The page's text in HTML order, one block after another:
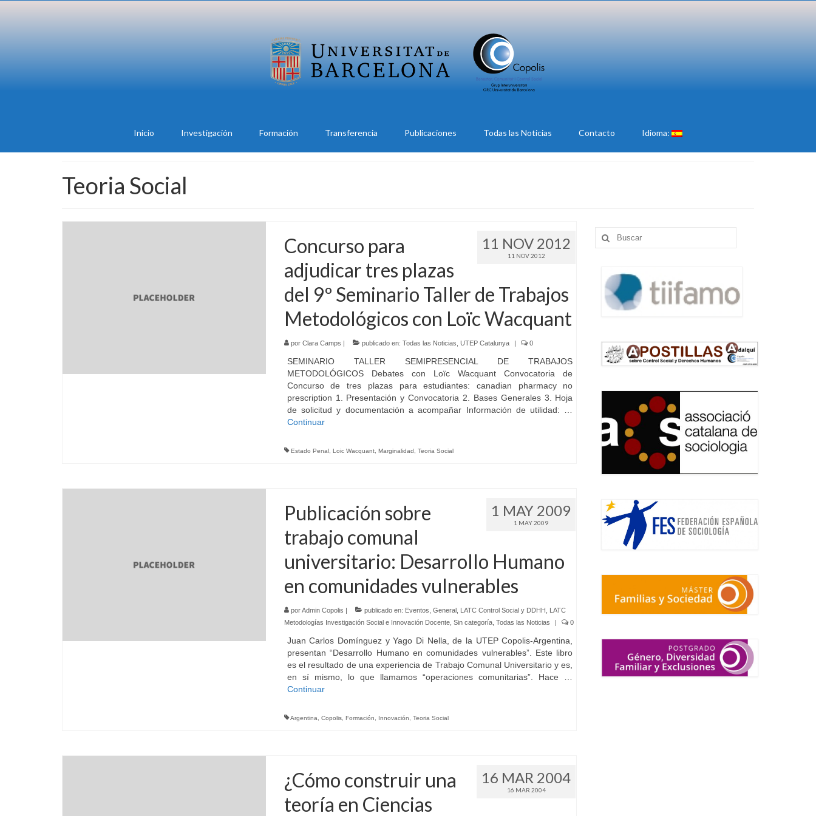
Inicio Investigación Formación Transferencia Publicaciones Todas las Noticias Contacto Idioma:
Teoria Social
11 NOV 2012
11 NOV 2012
Concurso para
adjudicar tres plazas
del 9º Seminario Taller de Trabajos
Metodológicos con Loïc Wacquant
por Clara Camps | publicado en: Todas las Noticias UTEP Catalunya | 0
SEMINARIO TALLER SEMIPRESENCIAL DE TRABAJOS
METODOLÓGICOS Debates con Loïc Wacquant Convocatoria de
Concurso de tres plazas para estudiantes: canadian pharmacy no
prescription 1. Presentación y Convocatoria 2. Bases Generales 3. Hoja
de solicitud y documentación a acompañar Información de utilidad: …
Continuar
Estado Penal, Loic Wacquant, Marginalidad Teoria Social
1 MAY 2009
1 MAY 2009
Publicación sobre
trabajo comunal
universitario: Desarrollo Humano
en comunidades vulnerables
porAdmin Copolis | publicado en: Eventos General, LATC Control Social y DDHH
LATC
Metodologías Investigación Social e Innovación Docente, Sin categoría, Todas las Noticias | 0
Juan Carlos Domínguez y Yago Di Nella, de la UTEP Copolis-Argentina,
presentan “Desarrollo Humano en comunidades vulnerables”. Este libro
es el resultado de una experiencia de Trabajo Comunal Universitario y es,
en sí mismo, lo que llamamos “operaciones comunitarias”. Hace …
Continuar
Argentina Copolis, Formación Innovación Teoria Social
16 MAR 2004
16 MAR 2004
¿Cómo construir una
teoría en Ciencias
Buscar
por: